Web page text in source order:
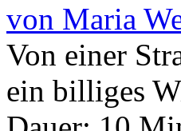
von Maria
Von einer
ein billiges